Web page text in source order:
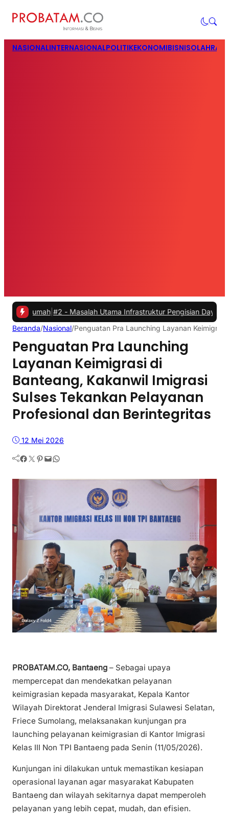
NASIONALINTERNASIONALPOLITIKEKONOMIBISNIS
#2 - Masalah Utama Infrastruktur Pengisian Daya untuk Mobil
Beranda/Nasional/Penguatan Pra Launching Layanan
Penguatan Pra Launching
Layanan Keimigrasi di
Banteang, Kakanwil Imigrasi
Sulses Tekankan Pelayanan
Profesional dan Berintegritas
12 Mei 2026
Facebook Twitter Pinterest Mail WhatsApp
PROBATAM.CO, Bantaeng – Sebagai upaya
mempercepat dan mendekatkan pelayanan
keimigrasian kepada masyarakat, Kepala Kantor
Wilayah Direktorat Jenderal Imigrasi Sulawesi Selatan,
Friece Sumolang, melaksanakan kunjungan pra
launching pelayanan keimigrasian di Kantor Imigrasi
Kelas III Non TPI Bantaeng pada Senin (11/05/2026).
Kunjungan ini dilakukan untuk memastikan kesiapan
operasional layanan agar masyarakat Kabupaten
Bantaeng dan wilayah sekitarnya dapat memperoleh
pelayanan yang lebih cepat, mudah, dan efisien.